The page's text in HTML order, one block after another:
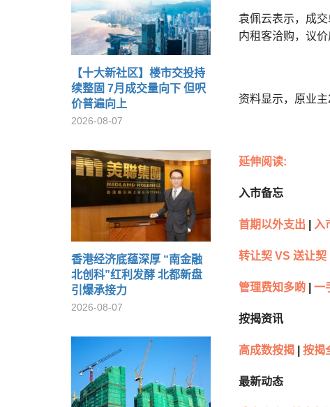
【十大新社区】楼市交投持
续整固 7月成交量向下 但呎
价普遍向上
2026-08-07
香港经济底蕴深厚 “南金融
北创科”红利发酵 北都新盘
引爆承接力
2026-08-07
袁佩云表示，成交
内租客洽购，议价
资料显示，原业
延伸阅读:
入市备忘
首期以外支出 入
转让契 VS 送让契
管理费知多啲 一
按揭资讯
高成数按揭 按揭
最新动态